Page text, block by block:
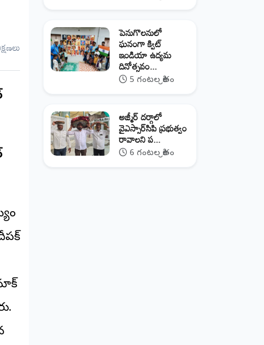
పెనుగొలనులో
ఘనంగా క్విట్
ఇండియా ఉద్యమ
దినోత్సవం...
5 గంటల క్రితం
అజ్మీర్ దర్గాలో
వైఎస్సార్‌సిపి ప్రభుత్వం
రావాలని ప...
6 గంటల క్రితం